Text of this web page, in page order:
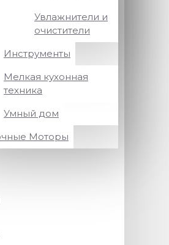
Увлажнители и
очистители
Инструменты
Мелкая кухонная
техника
Умный дом
Моторы